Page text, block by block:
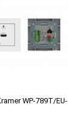
WP-789T/EU-